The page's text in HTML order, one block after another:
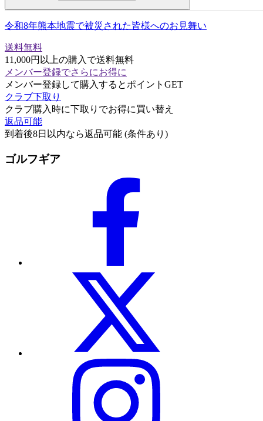
令和8年熊本地震で被災された皆様へのお見舞い
送料無料
11,000円以上の購入で送料無料
メンバー登録でさらにお得に
メンバー登録して購入するとポイントGET
クラブ下取り
クラブ購入時に下取りでお得に買い替え
返品可能
到着後8日以内なら返品可能 (条件あり)
ゴルフギア